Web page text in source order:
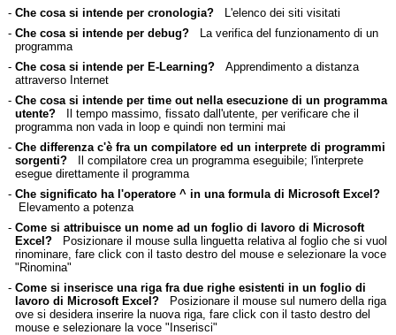
- Che cosa si intende per cronologia?L'elenco dei siti visitati
- Che cosa si intende per debug?La verifica del funzionamento di un
programma
- Che cosa si intende per E-Learning?Apprendimento a distanza
attraverso Internet
- Che cosa si intende per time out nella esecuzione di un programma
utente?Il tempo massimo, fissato dall'utente, per verificare che il
programma non vada in loop e quindi non termini mai
- Che differenza c'è fra un compilatore ed un interprete di programmi
sorgenti?Il compilatore crea un programma eseguibile; l'interprete
esegue direttamente il programma
- Che significato ha l'operatore ^ in una formula di Microsoft Excel?
Elevamento a potenza
- Come si attribuisce un nome ad un foglio di lavoro di Microsoft
Excel?Posizionare il mouse sulla linguetta relativa al foglio che si vuol
rinominare, fare click con il tasto destro del mouse e selezionare la voce
"Rinomina"
- Come si inserisce una riga fra due righe esistenti in un foglio di
lavoro di Microsoft Excel?Posizionare il mouse sul numero della riga
ove si desidera inserire la nuova riga, fare click con il tasto destro del
mouse e selezionare la voce "Inserisci"